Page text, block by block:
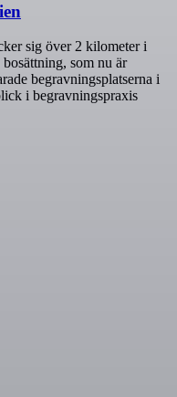
sig över 2 kilometer i
som nu är
begravningsplatserna i
i begravningspraxis